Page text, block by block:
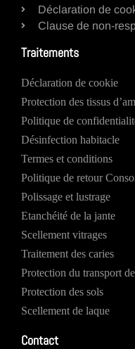
Déclaration de
Clause de non-
Traitements
Déclaration de cookie
Protection des tissus
Politique de
Désinfection habitacle
Termes et conditions
Politique de retour
Polissage et lustrage
Etanchéité de la jante
Scellement vitrages
Traitement des caries
Protection du transport
Protection des sols
Scellement de laque
Contact